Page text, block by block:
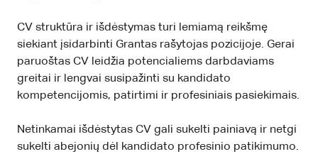
CV struktūra ir išdėstymas turi lemiamą reikšmę
siekiant įsidarbinti Grantas rašytojas pozicijoje. Gerai
paruoštas CV leidžia potencialiems darbdaviams
greitai ir lengvai susipažinti su kandidato
kompetencijomis, patirtimi ir profesiniais pasiekimais.
Netinkamai išdėstytas CV gali sukelti painiavą ir netgi
sukelti abejonių dėl kandidato profesinio patikimumo.